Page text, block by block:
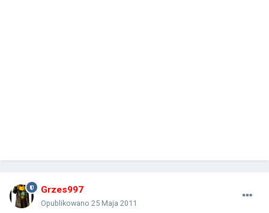
Grzes997
Opublikowano 25 Maja 2011